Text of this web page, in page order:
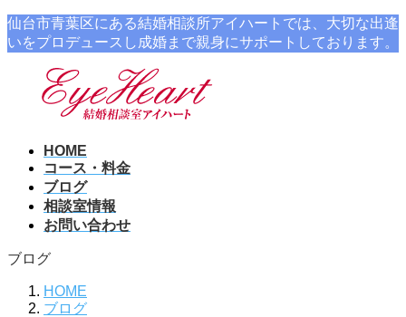
コ
ン
ナ
ビ
仙台市青葉区にある結婚相談所アイハートでは、大切な出逢
いをプロデュースし成婚まで親身にサポートしております。
HOME
コース・料金
ブログ
相談室情報
お問い合わせ
ブログ
HOME
ブログ